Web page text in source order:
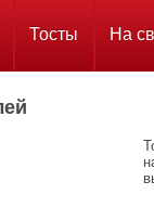
Тосты На